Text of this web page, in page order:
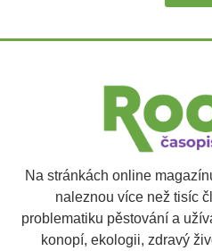
Na stránkách online
naleznou více než tisíc
problematiku pěstování a
konopí, ekologii, zdravý